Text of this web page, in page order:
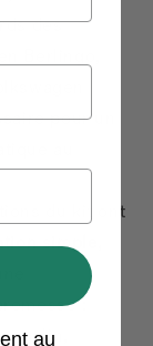
des
Berlingo,
pour un
au
du kit ont
simple,
:
malin,
au